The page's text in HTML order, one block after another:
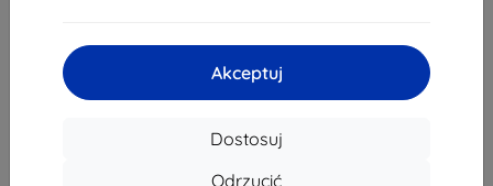
Akceptuj
Dostosuj
Odrzucić
info@top4mobile.eu